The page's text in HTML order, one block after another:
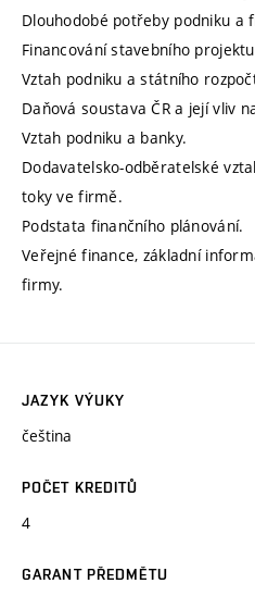
Dlouhodobé potřeby podniku a
Financování stavebního
Vztah podniku a státního
Daňová soustava ČR a její vliv
Vztah podniku a banky.
Dodavatelsko-odběratelské
toky ve firmě.
Podstata finančního plánování.
Veřejné finance, základní
firmy.
JAZYK VÝUKY
čeština
POČET KREDITŮ
4
GARANT PŘEDMĚTU